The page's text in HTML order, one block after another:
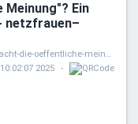
Ein
netzfrauen–
https://netzfrauen.org/2013/12/10/teil-1-wer-macht-die-oeffentliche-meinung-ein-paar-wenige-medienkonzerne/
2025